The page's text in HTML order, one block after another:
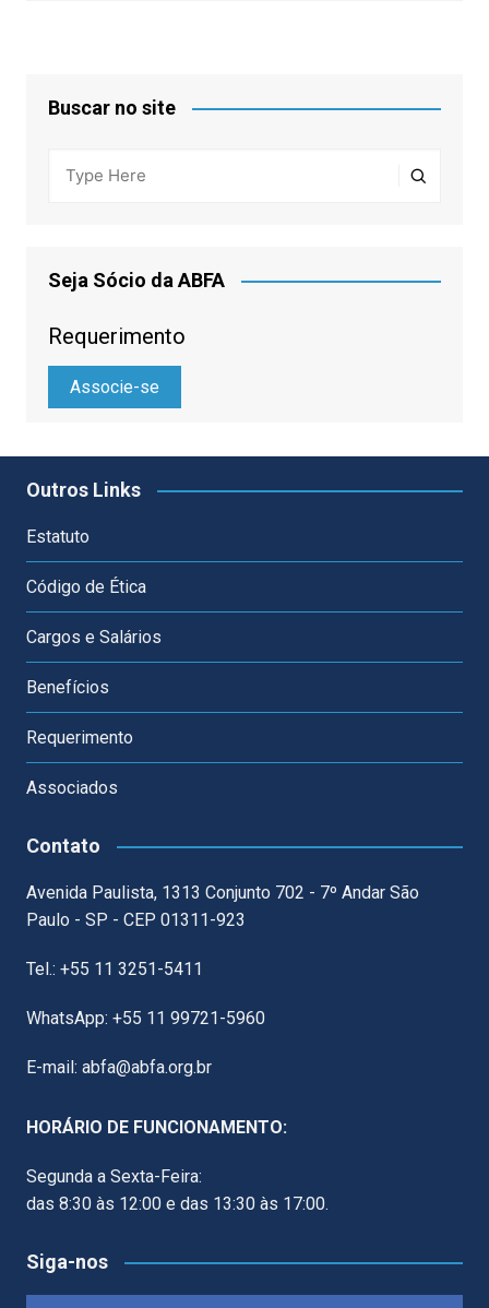
Buscar no site
Seja Sócio da ABFA
Requerimento
Associe-se
Outros Links
Estatuto
Código de Ética
Cargos e Salários
Benefícios
Requerimento
Associados
Contato
Avenida Paulista, 1313 Conjunto 702 - 7º Andar São
Paulo - SP - CEP 01311-923
Tel.: +55 11 3251-5411
WhatsApp: +55 11 99721-5960
E-mail: abfa@abfa.org.br
HORÁRIO DE FUNCIONAMENTO:
Segunda a Sexta-Feira:
das 8:30 às 12:00 e das 13:30 às 17:00.
Siga-nos